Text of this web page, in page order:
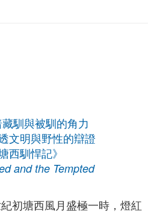
馴與被馴的角力
文明與野性的辯證
西馴悍記》
and the Tempted
初塘西風月盛極一時，燈紅